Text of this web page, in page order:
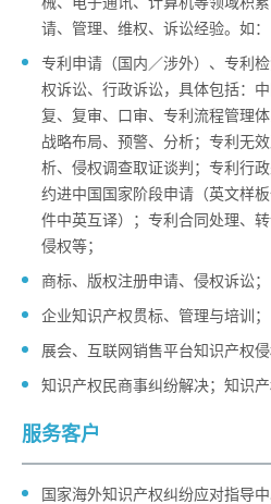
请、管理、维权、诉讼经验。如：
专利申请（国内／涉外）、专利
权诉讼、行政诉讼，具体包括：
复、复审、口审、专利流程管理
战略布局、预警、分析；专利无
析、侵权调查取证谈判；专利行
约进中国国家阶段申请（英文样
件中英互译）；专利合同处理、
侵权等；
商标、版权注册申请、侵权诉讼；
企业知识产权贯标、管理与培训；
展会、互联网销售平台知识产权侵
知识产权民商事纠纷解决；知识
服务客户
国家海外知识产权纠纷应对指导